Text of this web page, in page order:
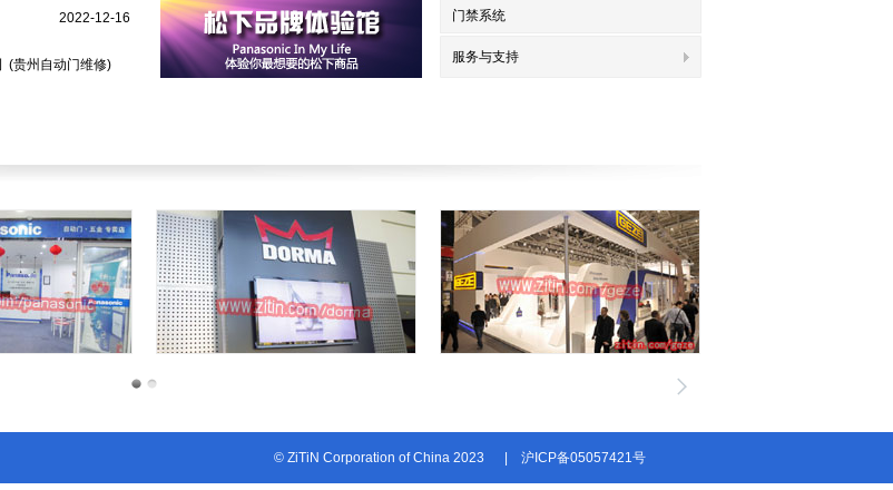
2022-12-16
(贵州自动门维修)
门禁系统
服务与支持
© ZiTiN Corporation of China 2023 沪ICP备05057421号